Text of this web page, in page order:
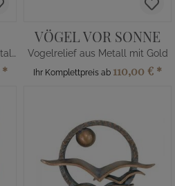
Ornament mit Swarovski-Kristallen
*
VÖGEL VOR SONNE
Vogelrelief aus Metall mit Gold
Ihr Komplettpreis ab 110,00 € *